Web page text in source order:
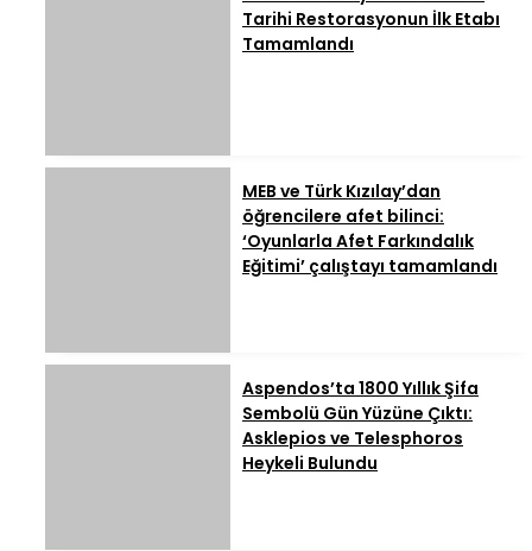
Tarihi Restorasyonun İlk Etabı
Tamamlandı
MEB ve Türk Kızılay’dan
öğrencilere afet bilinci:
‘Oyunlarla Afet Farkındalık
Eğitimi’ çalıştayı tamamlandı
Aspendos’ta 1800 Yıllık Şifa
Sembolü Gün Yüzüne Çıktı:
Asklepios ve Telesphoros
Heykeli Bulundu